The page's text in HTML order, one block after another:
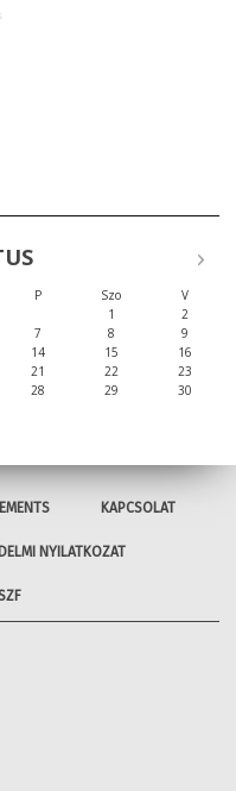
P Szo
V
1
2
7 8
9
14 15
16
21 22
23
28 29
30
KAPCSOLAT
NYILATKOZAT